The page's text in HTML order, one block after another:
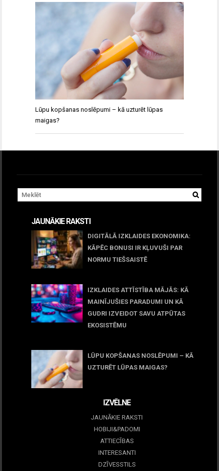
Lūpu kopšanas noslēpumi – kā uzturēt lūpas
maigas?
JAUNĀKIE RAKSTI
DIGITĀLĀ IZKLAIDES EKONOMIKA:
KĀPĒC BONUSI IR KĻUVUŠI PAR
NORMU TIEŠSAISTĒ
IZKLAIDES ATTĪSTĪBA MĀJĀS: KĀ
MAINĪJUŠIES PARADUMI UN KĀ
GUDRI IZVEIDOT SAVU ATPŪTAS
EKOSISTĒMU
LŪPU KOPŠANAS NOSLĒPUMI – KĀ
UZTURĒT LŪPAS MAIGAS?
IZVĒLNE
JAUNĀKIE RAKSTI
HOBIJI&PADOMI
ATTIECĪBAS
INTERESANTI
DZĪVESSTILS